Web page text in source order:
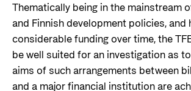
Thematically being in the mainstream
and Finnish development policies, and
considerable funding over time, the
be well suited for an investigation as
aims of such arrangements between
and a major financial institution are